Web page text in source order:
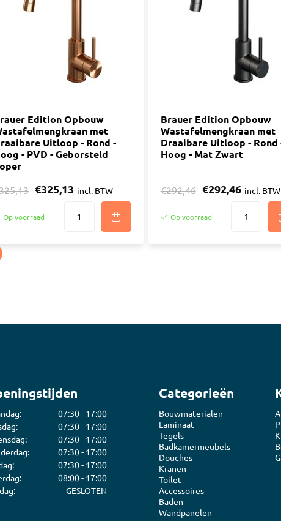
Edition Opbouw
met
Uitloop - Rond -
- PVD - Geborsteld
€325,13 incl. BTW
Op voorraad
Brauer Edition Opbouw
Wastafelmengkraan met
Draaibare Uitloop - Rond
Hoog - Mat Zwart
€292,46 €292,46 incl. BTW
Op voorraad
07:30 - 17:00
07:30 - 17:00
07:30 - 17:00
07:30 - 17:00
07:30 - 17:00
08:00 - 17:00
GESLOTEN
Categorieën
Bouwmaterialen
Laminaat
Tegels
Badkamermeubels
Douches
Kranen
Toilet
Accessoires
Baden
Wandpanelen